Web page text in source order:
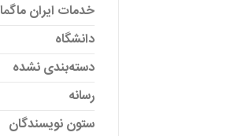
خدمات ایران ماگما
دانشگاه
دسته‌بندی نشده
رسانه
ستون نویسندگان